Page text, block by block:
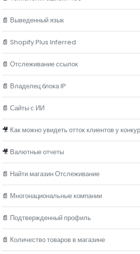
📄 Выведенный язык
📄 Shopify Plus Inferred
📄 Отслеживание ссылок
📄 Владелец блока IP
📄 Сайты с ИИ
🎥 Как можно увидеть отток клиентов у
🎥 Валютные отчеты
📄 Найти магазин Отслеживание
📄 Многонациональные компании
📄 Подтвержденный профиль
📄 Количество товаров в магазине